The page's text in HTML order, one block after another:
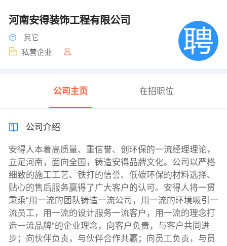
河南安得装饰工程有限公司
其它
私营企业
公司主页 在招职位
公司介绍
安得人本着高质量、重信誉、创环保的一流经理理论，
立足河南，面向全国，铸造安得品牌文化。公司以严格
细致的施工工艺、铁打的信誉、低碳环保的材料选择、
贴心的售后服务赢得了广大客户的认可。安得人将一贯
秉乘“用一流的团队铸造一流公司，用一流的环境吸引一
流员工，用一流的设计服务一流客户，用一流的理念打
造一流品牌”的企业理念，向客户负责，与客户共同进
步；向伙伴负责，与伙伴合作共赢；向员工负责，与员